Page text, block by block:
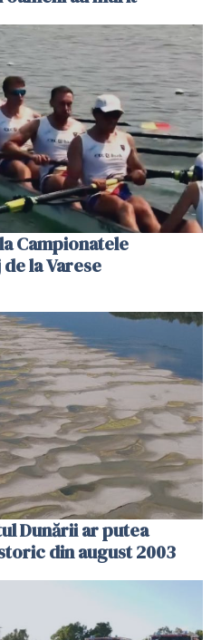
Campionatele
la Varese
Dunării ar putea
din august 2003